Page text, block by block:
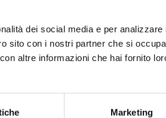
dei social media e per analizzare
sito con i nostri partner che si
altre informazioni che hai fornito
Marketing